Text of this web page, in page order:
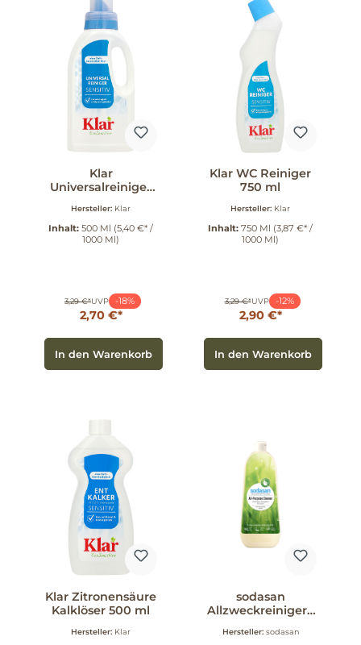
Klar
Universalreiniger
Hersteller: Klar
Inhalt: 500 Ml (5,40 €* /
1000 Ml)
3,29 €*UVP -18%
2,70 €*
In den Warenkorb
Klar WC Reiniger
750 ml
Hersteller: Klar
Inhalt: 750 Ml (3,87 €* /
1000 Ml)
3,29 €*UVP -12%
2,90 €*
In den Warenkorb
Klar Zitronensäure
Kalklöser 500 ml
Hersteller: Klar
sodasan
Allzweckreiniger 1
Hersteller: sodasan